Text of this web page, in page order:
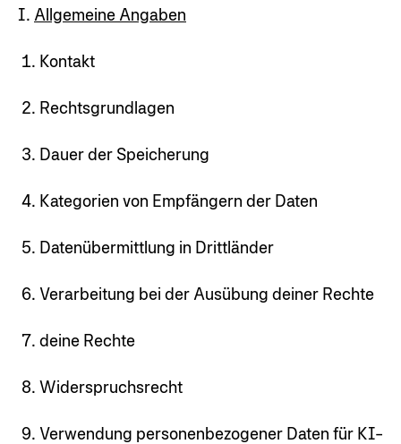
I. Allgemeine Angaben
Kontakt
Rechtsgrundlagen
Dauer der Speicherung
Kategorien von Empfängern der Daten
Datenübermittlung in Drittländer
Verarbeitung bei der Ausübung deiner Rechte
deine Rechte
Widerspruchsrecht
Verwendung personenbezogener Daten für KI-